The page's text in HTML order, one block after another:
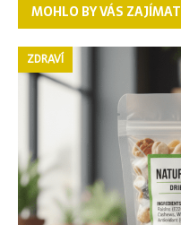
MOHLO BY VÁS ZAJÍMAT
ZDRAVÍ